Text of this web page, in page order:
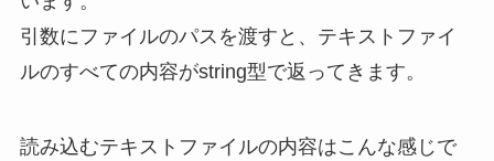
引数にファイルのパスを渡すと、テキストファイ
ルのすべての内容がstring型で返ってきます。
読み込むテキストファイルの内容はこんな感じで